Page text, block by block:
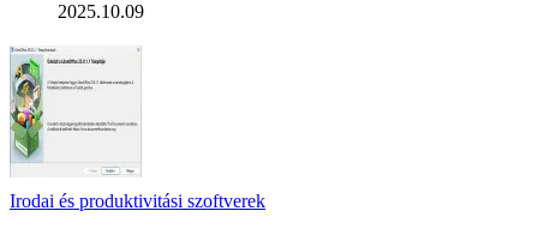
2025.10.09
Irodai és produktivitási szoftverek